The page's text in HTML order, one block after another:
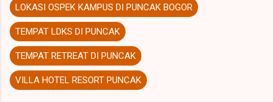
LOKASI OSPEK KAMPUS DI PUNCAK BOGOR
TEMPAT LDKS DI PUNCAK
TEMPAT RETREAT DI PUNCAK
VILLA HOTEL RESORT PUNCAK